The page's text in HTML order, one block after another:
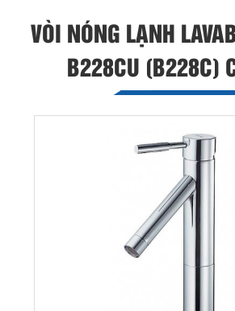
VÒI NÓNG LẠNH
B228CU (B228C)